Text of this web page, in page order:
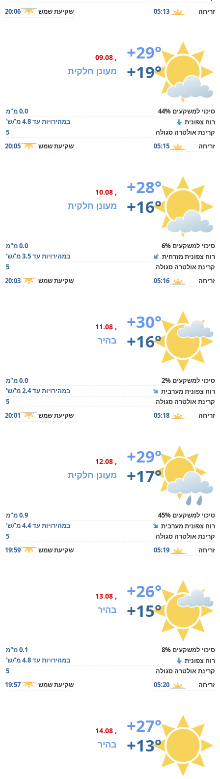
זריחה
05:13 שקיעת שמש 20:06
+29°
+19°
, 09.08
מעונן חלקית
סיכוי למשקעים 44%
0.0 מ"מ
רוח צפונית
במהירויות עד 4.8 מ'/ש'
קרינת אולטרה סגולה
5
זריחה
05:15 שקיעת שמש 20:05
+28°
+16°
, 10.08
מעונן חלקית
סיכוי למשקעים 6%
0.0 מ"מ
רוח צפונית מזרחית
במהירויות עד 3.5 מ'/ש'
קרינת אולטרה סגולה
5
זריחה
05:16 שקיעת שמש 20:03
+30°
+16°
, 11.08
בהיר
סיכוי למשקעים 2%
0.0 מ"מ
רוח צפונית מערבית
במהירויות עד 2.4 מ'/ש'
קרינת אולטרה סגולה
5
זריחה
05:18 שקיעת שמש 20:01
+29°
+17°
, 12.08
מעונן חלקית
סיכוי למשקעים 45%
0.9 מ"מ
רוח צפונית מערבית
במהירויות עד 4.4 מ'/ש'
קרינת אולטרה סגולה
5
זריחה
05:19 שקיעת שמש 19:59
+26°
+15°
, 13.08
בהיר
סיכוי למשקעים 8%
0.1 מ"מ
רוח צפונית
במהירויות עד 4.8 מ'/ש'
קרינת אולטרה סגולה
5
זריחה
05:20 שקיעת שמש 19:57
+27°
+13°
, 14.08
בהיר